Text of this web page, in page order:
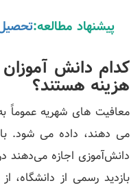
پیشنهاد مطالعه:
کدام دانش
هزینه هستند؟
معافیت های شهریه عموماً
می دهند، داده می شود.
دانش‌آموزی اجازه می‌دهند
بازدید رسمی از دانشگاه،